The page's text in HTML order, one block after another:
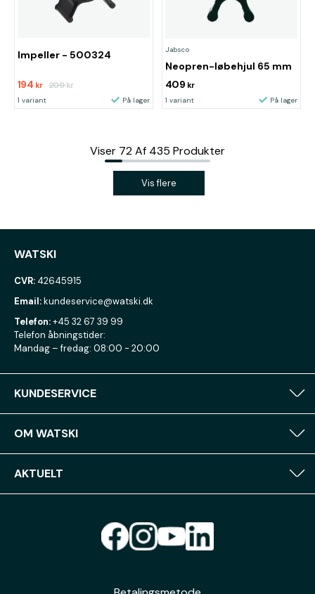
Impeller - 500324
194 kr 209kr
1 variant På lager
Jabsco
Neopren-løbehjul 65 mm
409 kr
1 variant På lager
Viser 72Af 435 Produkter
Vis flere
WATSKI
CVR: 42645915
Email:kundeservice@watski.dk
Telefon:+45 32 67 39 99
Telefon åbningstider:
Mandag – fredag: 08:00 - 20:00
KUNDESERVICE
OM WATSKI
AKTUELT